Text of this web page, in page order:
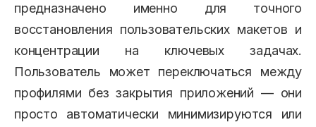
предназначено именно для точного
восстановления пользовательских макетов и
концентрации на ключевых задачах.
Пользователь может переключаться между
профилями без закрытия приложений — они
просто автоматически минимизируются или